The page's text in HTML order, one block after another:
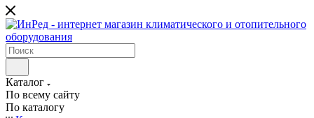
Каталог
По всему сайту
По каталогу